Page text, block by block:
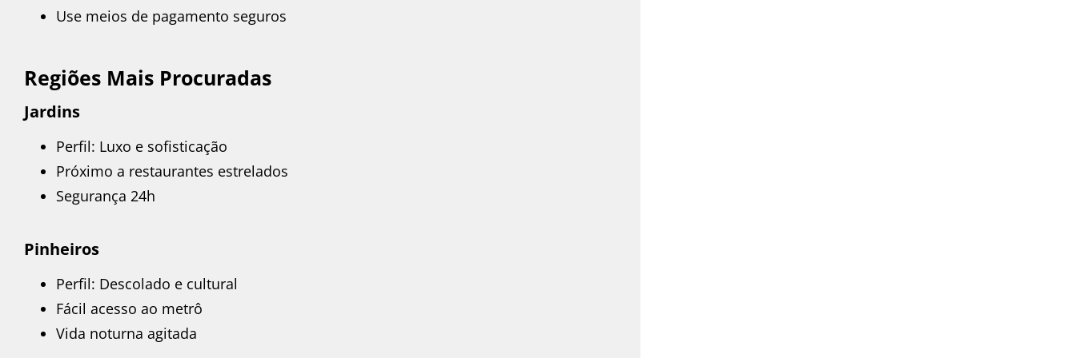
Use meios de pagamento seguros
Regiões Mais Procuradas
Jardins
Perfil: Luxo e sofisticação
Próximo a restaurantes estrelados
Segurança 24h
Pinheiros
Perfil: Descolado e cultural
Fácil acesso ao metrô
Vida noturna agitada